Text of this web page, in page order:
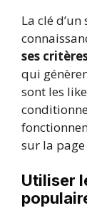
La clé
ses
qui
sont les
sur la page
Utiliser